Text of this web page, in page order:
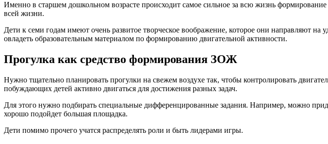
Именно в старшем дошкольном возрасте происходит самое сильное за всю жизнь
всей жизни.
Дети к семи годам имеют очень развитое творческое воображение, которое они направляют
овладеть образовательным материалом по формированию двигательной активности.
Прогулка как средство формирования ЗОЖ
Нужно тщательно планировать прогулки на свежем воздухе так, чтобы контролировать
побуждающих детей активно двигаться для достижения разных задач.
Для этого нужно подбирать специальные дифференцированные задания. Например, можно
хорошо подойдет большая площадка.
Дети помимо прочего учатся распределять роли и быть лидерами игры.